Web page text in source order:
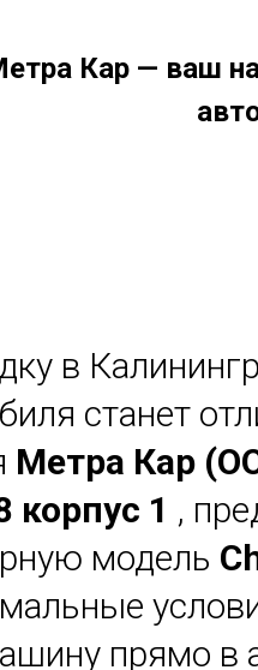
Кар — ваш
в
станет
Метра Кар
корпус 1 ,
модель
прямо в